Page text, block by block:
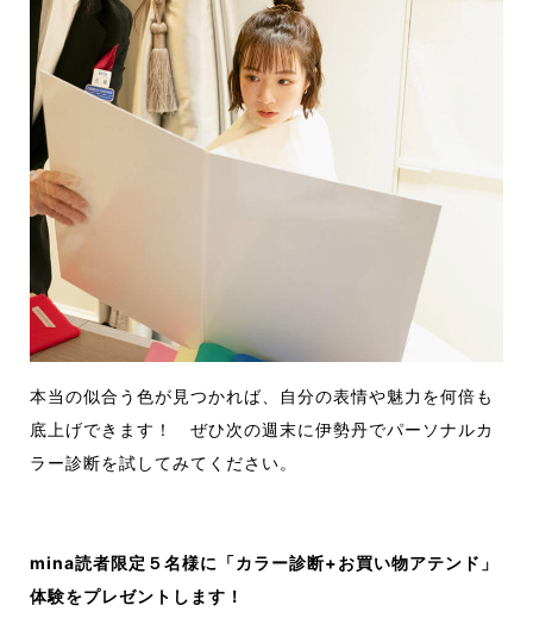
本当の似合う色が見つかれば、自分の表情や魅力を何倍も
底上げできます！ ぜひ次の週末に伊勢丹でパーソナルカ
ラー診断を試してみてください。
mina読者限定５名様に「カラー診断+お買い物アテンド 」
体験をプレゼントします！